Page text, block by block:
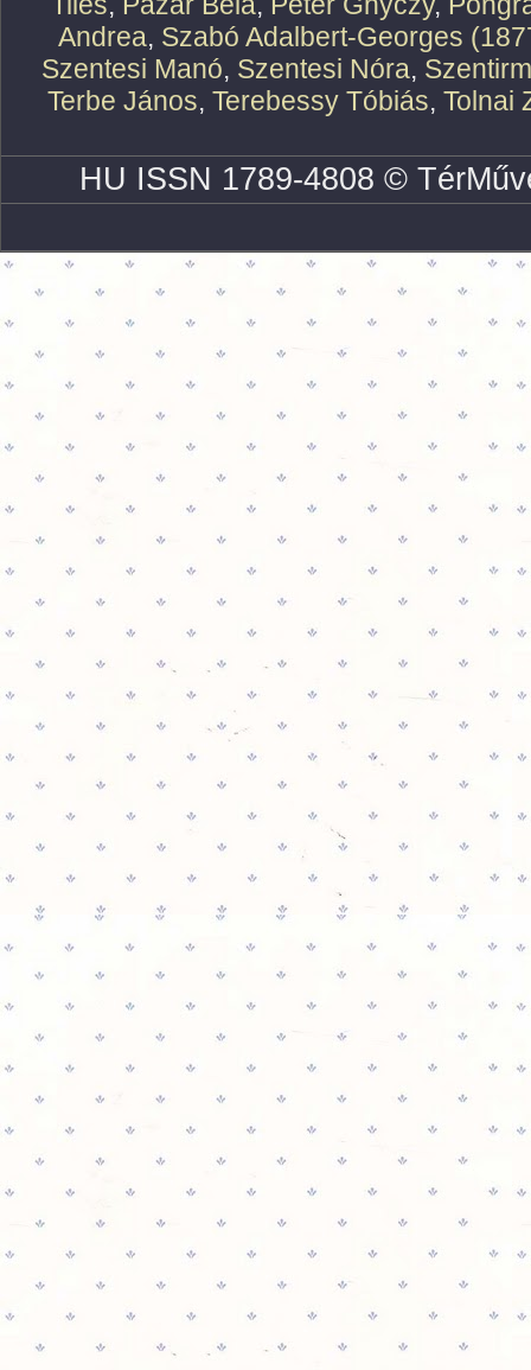
Andrea, Szabó Adalbert-Georges
Szentesi Manó, Szentesi Nóra,
Terbe János, Terebessy Tóbiás, Tolnai
HU ISSN 1789-4808 ©